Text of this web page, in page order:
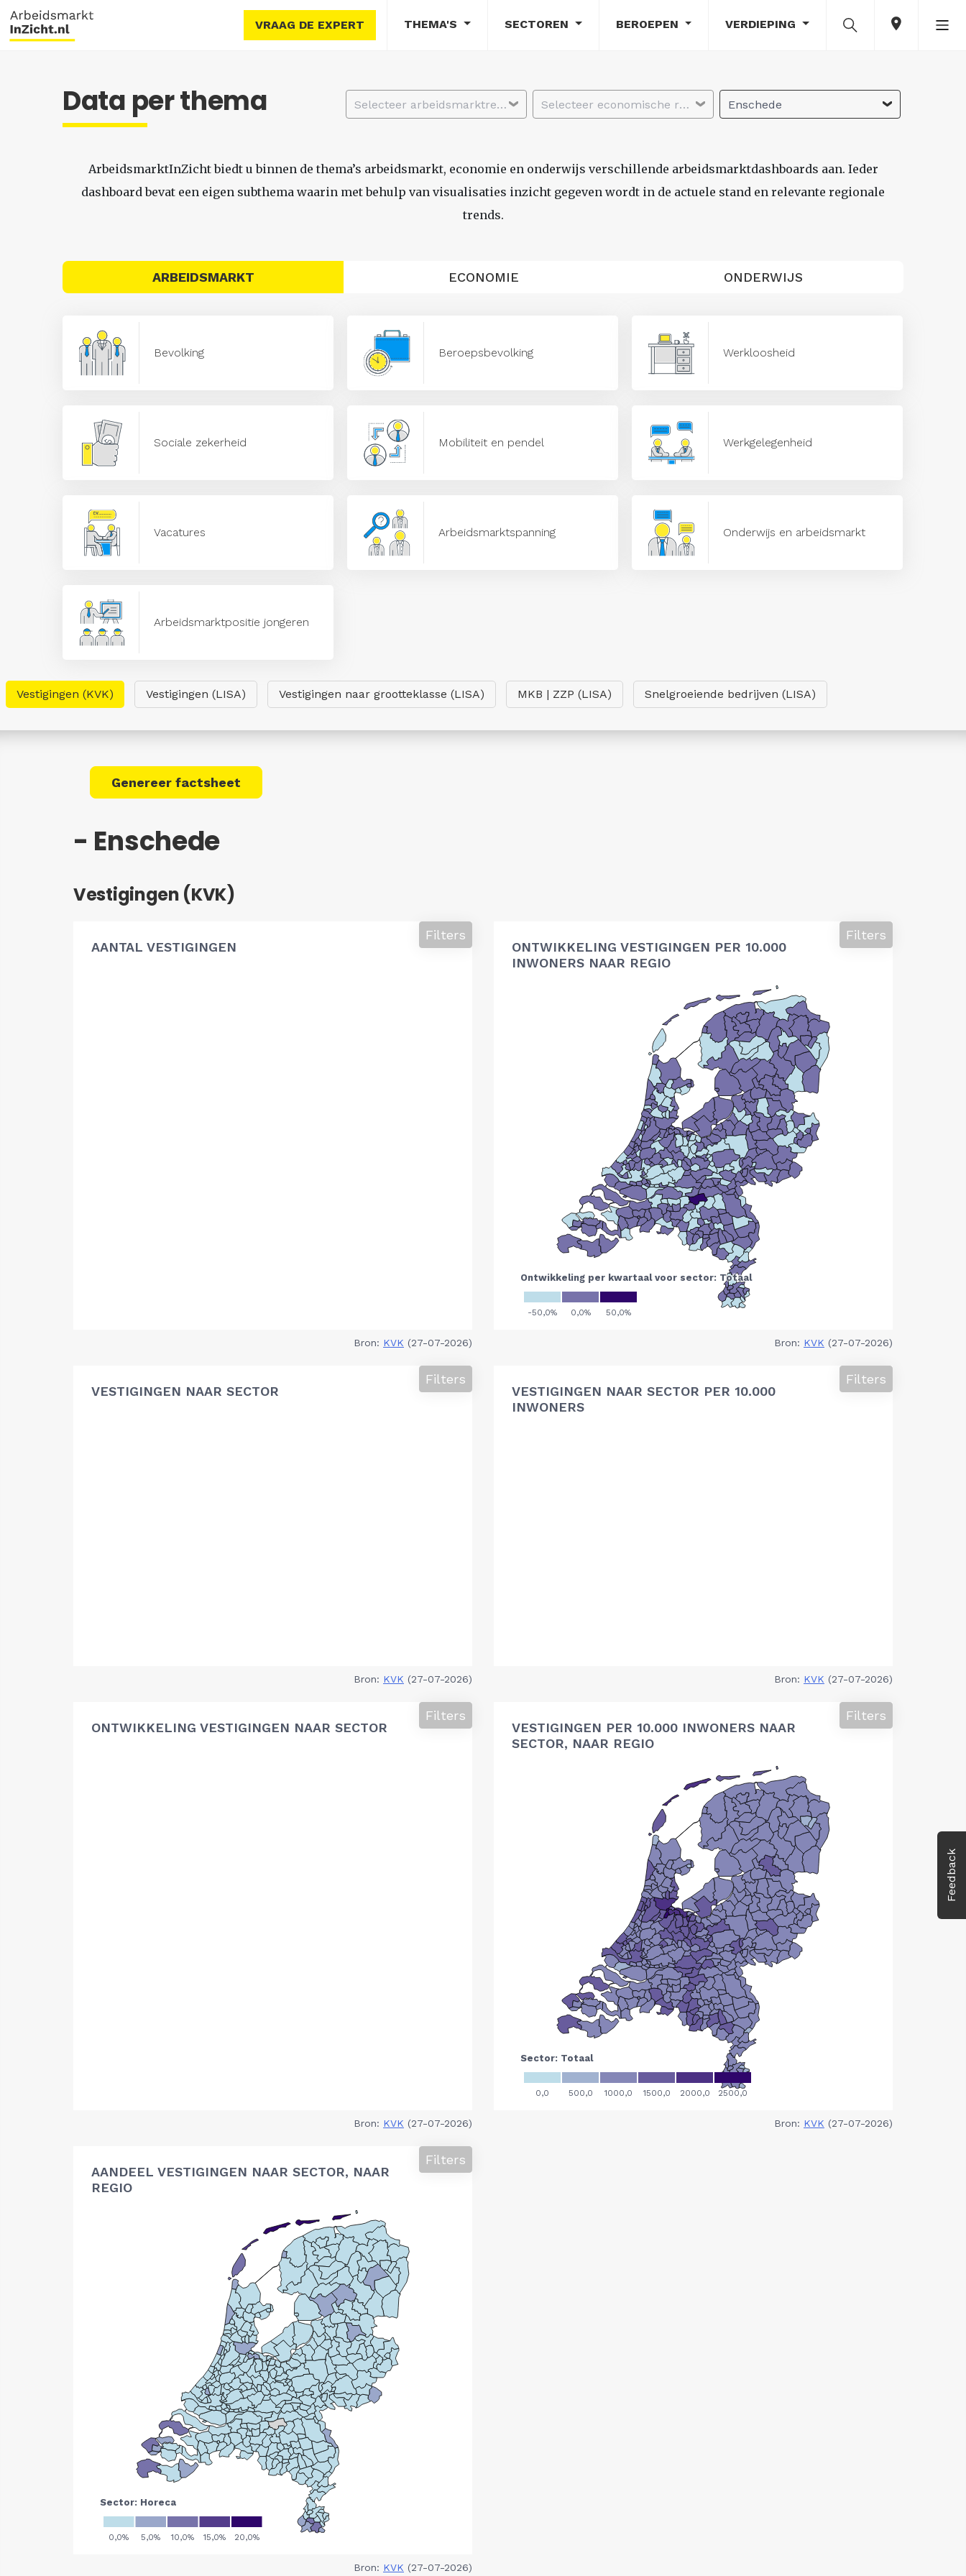
VRAAG DE EXPERT THEMA'S SECTOREN BEROEPEN VERDIEPING
Feedback
Data per thema Selecteer arbeidsmarktregio Selecteer economische regio Enschede
ArbeidsmarktInZicht biedt u binnen de thema’s arbeidsmarkt, economie en onderwijs verschillende arbeidsmarktdashboards aan. Ieder
dashboard bevat een eigen subthema waarin met behulp van visualisaties inzicht gegeven wordt in de actuele stand en relevante regionale
trends.
ARBEIDSMARKT ECONOMIE ONDERWIJS
Bevolking Beroepsbevolking Werkloosheid
Sociale zekerheid Mobiliteit en pendel Werkgelegenheid
Vacatures Arbeidsmarktspanning Onderwijs en arbeidsmarkt
Arbeidsmarktpositie jongeren
Vestigingen (KVK) Vestigingen (LISA) Vestigingen naar grootteklasse (LISA) MKB | ZZP (LISA) Snelgroeiende bedrijven (LISA)
Genereer factsheet
- Enschede
Vestigingen (KVK)
AANTAL VESTIGINGEN
Filters
Bron: KVK (27-07-2026)
ONTWIKKELING VESTIGINGEN PER 10.000
INWONERS NAAR REGIO
Filters
Bron: KVK (27-07-2026)
VESTIGINGEN NAAR SECTOR
Filters
Bron: KVK (27-07-2026)
VESTIGINGEN NAAR SECTOR PER 10.000
INWONERS
Filters
Bron: KVK (27-07-2026)
ONTWIKKELING VESTIGINGEN NAAR SECTOR
Filters
Bron: KVK (27-07-2026)
VESTIGINGEN PER 10.000 INWONERS NAAR
SECTOR, NAAR REGIO
Filters
Bron: KVK (27-07-2026)
AANDEEL VESTIGINGEN NAAR SECTOR, NAAR
REGIO
Filters
Bron: KVK (27-07-2026)